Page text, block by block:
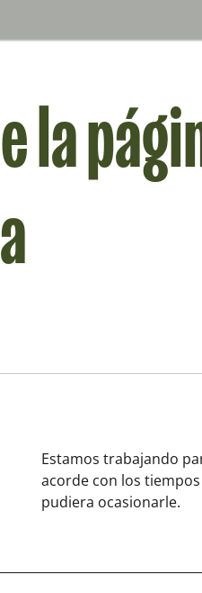
la
Estamos trabajando
acorde con los
pudiera ocasionarle.